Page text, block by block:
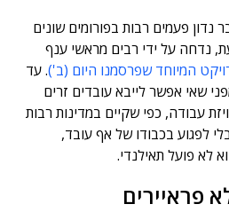
נדון פעמים רבות בפורומים שונים
נדחה על ידי רבים מראשי ענף
המיוחד שפרסמנו היום (ב'). עד
שאי אפשר לייבא עובדים זרים
עבודה, כפי שקיים במדינות רבות
לפגוע בכבודו של אף עובד,
לא פועל תאילנדי.
פראיירים